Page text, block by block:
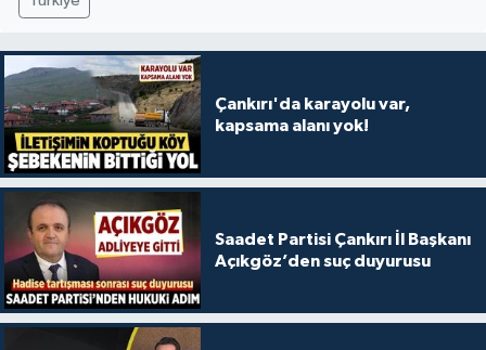
Çankırı'da karayolu var,
kapsama alanı yok!
Saadet Partisi Çankırı İl Başkanı
Açıkgöz’den suç duyurusu